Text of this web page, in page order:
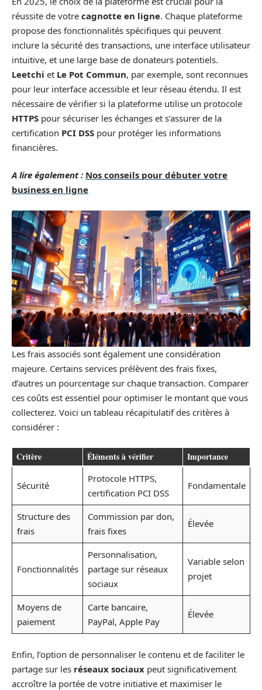
réussite de votre cagnotte en ligne. Chaque plateforme
propose des fonctionnalités spécifiques qui peuvent
inclure la sécurité des transactions, une interface utilisateur
intuitive, et une large base de donateurs potentiels.
Leetchi et Le Pot Commun, par exemple, sont reconnues
pour leur interface accessible et leur réseau étendu. Il est
nécessaire de vérifier si la plateforme utilise un protocole
HTTPS pour sécuriser les échanges et s’assurer de la
certification PCI DSS pour protéger les informations
financières.
A lire également : Nos conseils pour débuter votre
business en ligne
Les frais associés sont également une considération
majeure. Certains services prélèvent des frais fixes,
d’autres un pourcentage sur chaque transaction. Comparer
ces coûts est essentiel pour optimiser le montant que vous
collecterez. Voici un tableau récapitulatif des critères à
considérer :
Critère Éléments à vérifier Importance
Sécurité
Protocole HTTPS,
certification PCI DSS
Fondamentale
Structure des
frais
Commission par don,
frais fixes
Élevée
Fonctionnalités
Personnalisation,
partage sur réseaux
sociaux
Variable selon
projet
Moyens de
paiement
Carte bancaire,
PayPal, Apple Pay
Élevée
Enfin, l’option de personnaliser le contenu et de faciliter le
partage sur les réseaux sociaux peut significativement
accroître la portée de votre initiative et maximiser le